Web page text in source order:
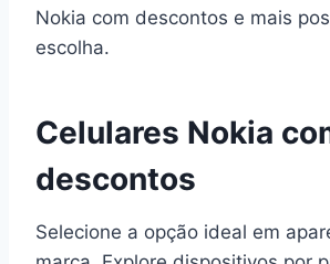
Nokia com descontos e mais
escolha.
Celulares Nokia
descontos
Selecione a opção ideal em